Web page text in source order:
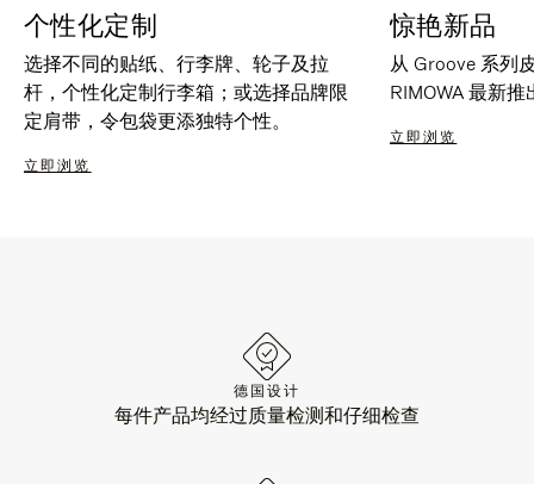
个性化定制
选择不同的贴纸、行李牌、轮子及拉
杆，个性化定制行李箱；或选择品牌限
定肩带，令包袋更添独特个性。
立即浏览
惊艳新品
从 Groove 系列
RIMOWA 最新
立即浏览
德国设计
每件产品均经过质量检测和仔细检查